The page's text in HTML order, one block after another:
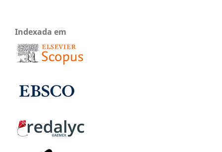
Indexada em